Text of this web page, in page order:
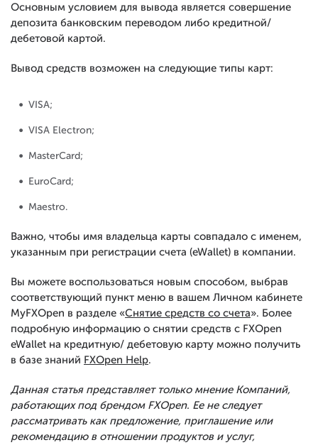
Основным условием для вывода является совершение
депозита банковским переводом либо кредитной/
дебетовой картой.
Вывод средств возможен на следующие типы карт:
VISA;
VISA Electron;
MasterCard;
EuroCard;
Maestro.
Важно, чтобы имя владельца карты совпадало с именем,
указанным при регистрации счета (eWallet) в компании.
Вы можете воспользоваться новым способом, выбрав
соответствующий пункт меню в вашем Личном кабинете
MyFXOpen в разделе «Снятие средств со счета». Более
подробную информацию о снятии средств с FXOpen
eWallet на кредитную/ дебетовую карту можно получить
в базе знаний FXOpen Help.
Данная статья представляет только мнение Компаний,
работающих под брендом FXOpen. Ее не следует
рассматривать как предложение, приглашение или
рекомендацию в отношении продуктов и услуг,